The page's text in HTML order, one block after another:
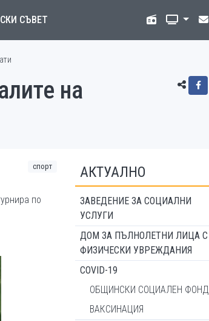
СЪВЕТ
на
спорт
по
АКТУАЛНО
ЗАВЕДЕНИЕ ЗА СОЦИАЛНИ
УСЛУГИ
ДОМ ЗА ПЪЛНОЛЕТНИ ЛИЦА С
ФИЗИЧЕСКИ УВРЕЖДАНИЯ
COVID-19
ОБЩИНСКИ СОЦИАЛЕН ФОНД
ВАКСИНАЦИЯ